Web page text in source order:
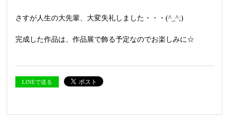
さすが人生の大先輩、大変失礼しました・・・(^_^;)
完成した作品は、作品展で飾る予定なのでお楽しみに☆
LINEで送る